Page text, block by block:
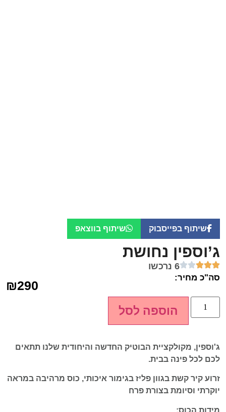
שיתוף בפייסבוק שיתוף בווצאפ
ג’וספין נחושת
6 נרכשו
סה"כ מחיר:
₪290
הוספה לסל
ג'וספין, מקולקציית הבוטיק החדשה והיחודית שלנו תתאים
לכם לכל פינה בבית.
זרוע קיר קשת בגוון פליז בגימור איכותי, כוס מרהיבה במראה
יוקרתי וסיומת בצורת פרח
מידות הכוס: